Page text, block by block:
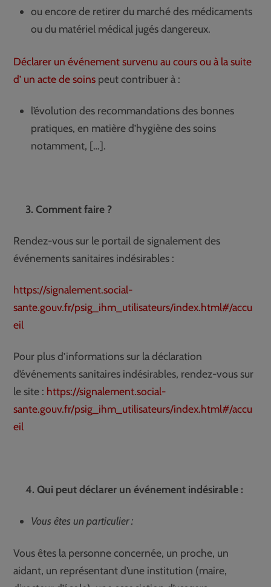
ou encore de retirer du marché des médicaments
ou du matériel médical jugés dangereux.
Déclarer un événement survenu au cours ou à la suite
d’ un acte de soins peut contribuer à :
l’évolution des recommandations des bonnes
pratiques, en matière d’hygiène des soins
notamment, […].
3. Comment faire ?
Rendez-vous sur le portail de signalement des
événements sanitaires indésirables :
https://signalement.social-
sante.gouv.fr/psig_ihm_utilisateurs/index.html#/accu
eil
Pour plus d’informations sur la déclaration
d’événements sanitaires indésirables, rendez-vous sur
le site : https://signalement.social-
sante.gouv.fr/psig_ihm_utilisateurs/index.html#/accu
eil
4. Qui peut déclarer un événement indésirable :
Vous êtes un particulier :
Vous êtes la personne concernée, un proche, un
aidant, un représentant d’une institution (maire,